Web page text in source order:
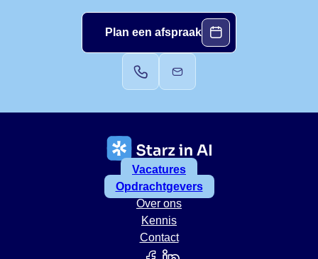
Plan een afspraak
Vacatures
Opdrachtgevers
Over ons
Kennis
Contact